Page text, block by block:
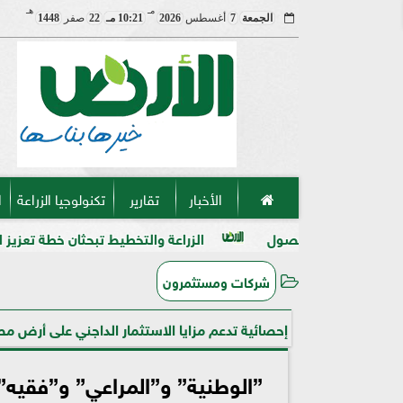
الجمعة 7 أغسطس2026
مـ
10:21 مـ 22 صفر 1448
هـ
الأخبار تقارير تكنولوجيا الزراعة
الزراعة والتخطيط تبحثان خطة تعزيز الأمن الغذائي
شركات ومستثمرون
إحصائية تدعم مزايا الاستثمار الداجني على أرض